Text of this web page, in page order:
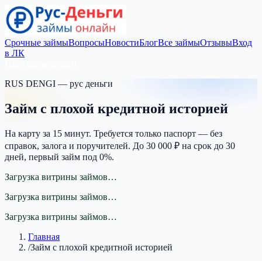
Срочные займыВопросыНовостиБлогВсе займыОтзывыВход
в ЛК
RUS DENGI — рус деньги
Займ с плохой кредитной историей
На карту за 15 минут. Требуется только паспорт — без
справок, залога и поручителей. До 30 000 ₽ на срок до 30
дней, первый займ под 0%.
Загрузка витрины займов…
Загрузка витрины займов…
Загрузка витрины займов…
Главная
/Займ с плохой кредитной историей